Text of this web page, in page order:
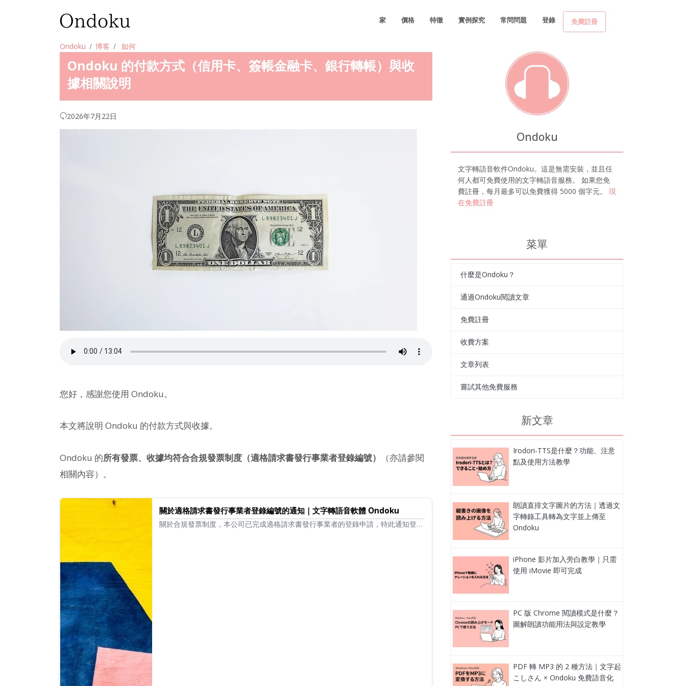
家 價格 特徵 實例探究 常問問題 登錄 免費註冊
Ondoku 博客 如何
Ondoku 的付款方式（信用卡、簽帳金融卡、銀行轉帳）與收
據相關說明
2026年7月22日
您好，感謝您使用 Ondoku。
本文將說明 Ondoku 的付款方式與收據。
Ondoku 的所有發票、收據均符合合規發票制度（適格請求書發行事業者登錄編號）
（亦請參閱
相關內容）。
關於適格請求書發行事業者登錄編號的通知｜文字轉語音軟體 Ondoku
關於合規發票制度，本公司已完成適格請求書發行事業者的登錄申請，特此通知登錄
Ondoku
文字轉語音軟件Ondoku。這是無需安裝，並且任
何人都可免費使用的文字轉語音服務。 如果您免
費註冊，每月最多可以免費獲得 5000 個字元。 現
在免費註冊
菜單
什麼是Ondoku？
通過Ondoku閱讀文章
免費註冊
收費方案
文章列表
嘗試其他免費服務
新文章
Irodori-TTS是什麼？功能、注意
點及使用方法教學
朗讀直排文字圖片的方法｜透過文
字轉錄工具轉為文字並上傳至
Ondoku
iPhone 影片加入旁白教學｜只需
使用 iMovie 即可完成
PC 版 Chrome 閱讀模式是什麼？
圖解朗讀功能用法與設定教學
PDF 轉 MP3 的 2 種方法｜文字起
こしさん × Ondoku 免費語音化